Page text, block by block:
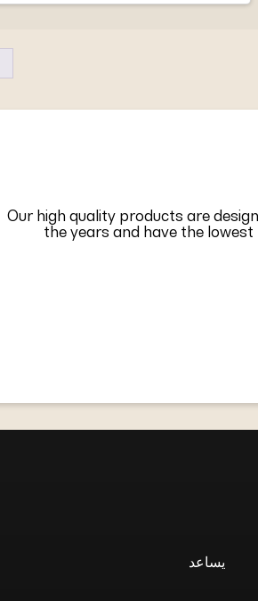
Our high quality products are
the years and have the
يساعد